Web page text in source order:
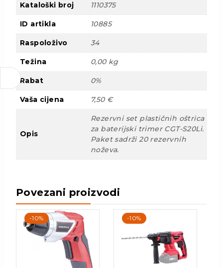
Kataloški broj 1110375
ID artikla 10885
Raspoloživo 34
Težina 0,00 kg
Rabat 0%
Vaša cijena 7,50 €
Opis
Rezervni set plastičnih oštrica
za baterijski trimer CGT-S20Li.
Paket sadrži 20 rezervnih
noževa.
Povezani proizvodi
-10% -10%